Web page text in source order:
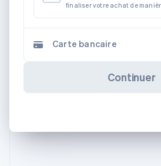
finaliser votre achat de
Carte bancaire
Continuer